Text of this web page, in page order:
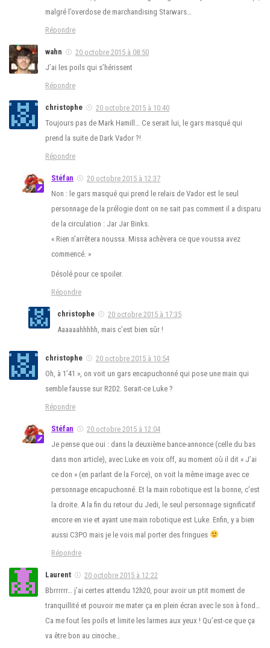
malgré l’overdose de marchandising Starwars…
Répondre
wahn
20 octobre 2015 à 08:50
J’ai les poils qui s’hérissent
Répondre
christophe
20 octobre 2015 à 10:40
Toujours pas de Mark Hamill… Ce serait lui, le gars masqué qui
prend la suite de Dark Vador ?!
Répondre
Stéfan
20 octobre 2015 à 12:37
Non : le gars masqué qui prend le relais de Vador est le seul
personnage de la prélogie dont on ne sait pas comment il a disparu
de la circulation : Jar Jar Binks.
« Rien n’arrêtera noussa. Missa achèvera ce que voussa avez
commencé. »
Désolé pour ce spoiler.
Répondre
christophe
20 octobre 2015 à 17:35
Aaaaaahhhhh, mais c’est bien sûr !
christophe
20 octobre 2015 à 10:54
Oh, à 1’41 », on voit un gars encapuchonné qui pose une main qui
semble fausse sur R2D2. Serait-ce Luke ?
Répondre
Stéfan
20 octobre 2015 à 12:04
Je pense que oui : dans la deuxième bance-annonce (celle du bas
dans mon article), avec Luke en voix off, au moment où il dit « J’ai
ce don » (en parlant de la Force), on voit la même image avec ce
personnage encapuchonné. Et la main robotique est la bonne, c’est
la droite. A la fin du retour du Jedi, le seul personnage significatif
encore en vie et ayant une main robotique est Luke. Enfin, y a bien
aussi C3PO mais je le vois mal porter des fringues
Répondre
Laurent
20 octobre 2015 à 12:22
Bbrrrrrr… j’ai certes attendu 12h20, pour avoir un ptit moment de
tranquillité et pouvoir me mater ça en plein écran avec le son à fond…
Ca me fout les poils et limite les larmes aux yeux ! Qu’est-ce que ça
va être bon au cinoche…